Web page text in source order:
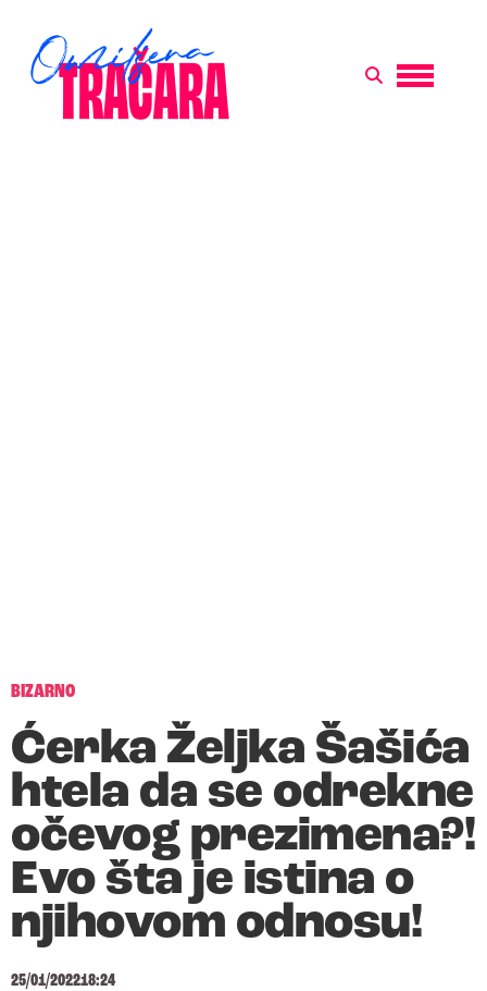
BIZARNO
Ćerka Željka Šašića
htela da se odrekne
očevog prezimena?!
Evo šta je istina o
njihovom odnosu!
25/01/202218:24